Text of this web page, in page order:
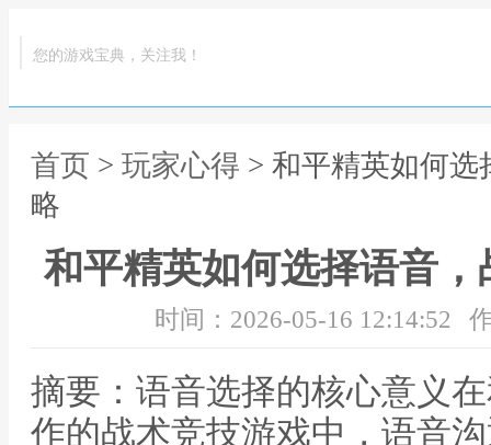
您的游戏宝典，关注我！
首页 > 玩家心得 > 和平精英如何
略
和平精英如何选择语音
时间：2026-05-16 12:14:52
摘要：语音选择的核心意义
作的战术竞技游戏中，语音